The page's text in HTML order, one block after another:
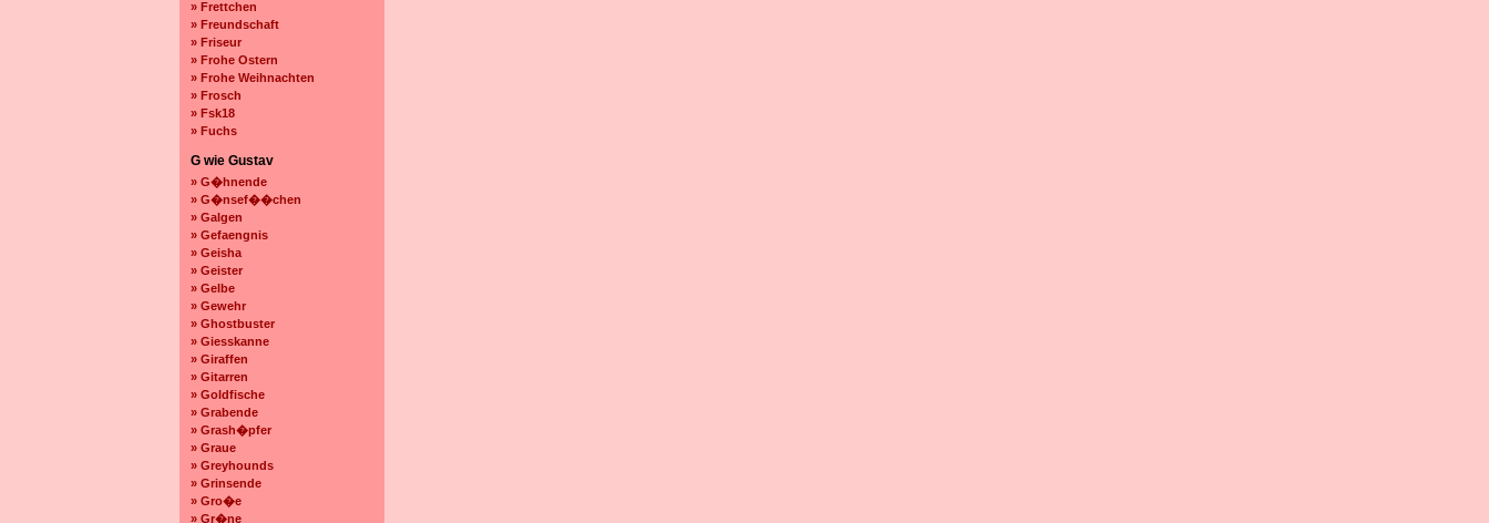
» Frettchen
» Freundschaft
» Friseur
» Frohe Ostern
» Frohe Weihnachten
» Frosch
» Fsk18
» Fuchs
G wie Gustav
» G�hnende
» G�nsef��chen
» Galgen
» Gefaengnis
» Geisha
» Geister
» Gelbe
» Gewehr
» Ghostbuster
» Giesskanne
» Giraffen
» Gitarren
» Goldfische
» Grabende
» Grash�pfer
» Graue
» Greyhounds
» Grinsende
» Gro�e
» Gr�ne